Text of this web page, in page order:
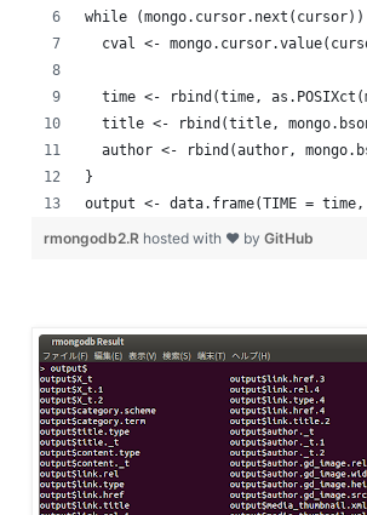
while
cval <-
time <- rbind(time,
title <- rbind(title,
author <- rbind(author,
}
output <- data.frame(TIME =
rmongodb2.R hosted with ❤ by GitHub